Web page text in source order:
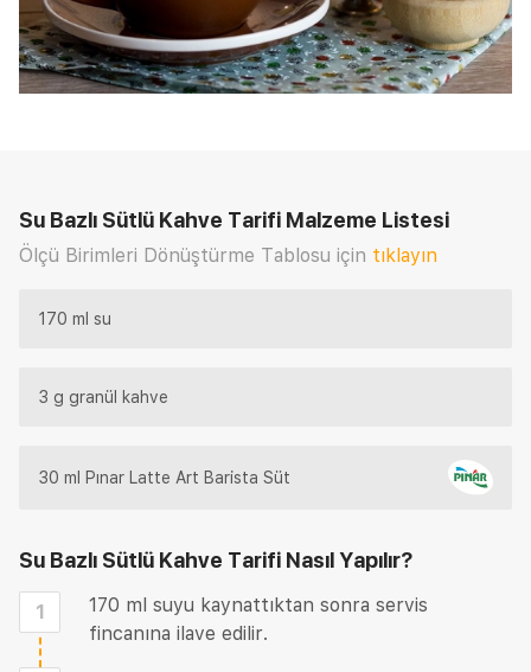
Su Bazlı Sütlü Kahve Tarifi Malzeme Listesi
Ölçü Birimleri Dönüştürme Tablosu için tıklayın
170 ml su
3 g granül kahve
30 ml Pınar Latte Art Barista Süt
Su Bazlı Sütlü Kahve Tarifi Nasıl Yapılır?
1
170 ml suyu kaynattıktan sonra servis
fincanına ilave edilir.